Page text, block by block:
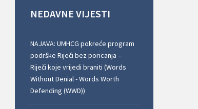
NEDAVNE VIJESTI
NAJAVA: UMHCG pokreće program
podrške Riječi bez poricanja –
Riječi koje vrijedi braniti (Words
Without Denial - Words Worth
Defending (WWD))